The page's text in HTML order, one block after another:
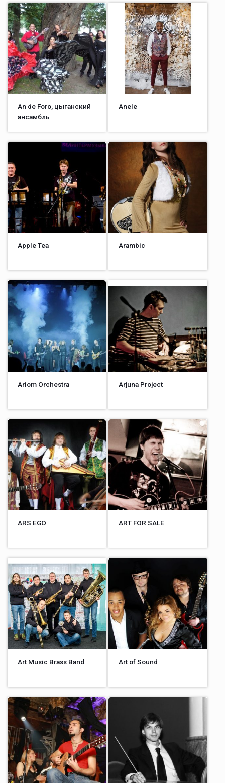
An de Foro, цыганский
ансамбль
Anele
Apple Tea Arambic
Ariom Orchestra Arjuna Project
ARS EGO ART FOR SALE
Art Music Brass Band Art of Sound